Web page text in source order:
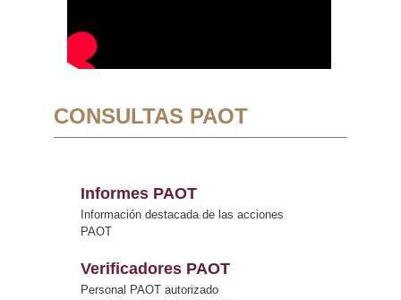
CONSULTAS PAOT
Informes PAOT
Información destacada de las acciones
PAOT
Verificadores PAOT
Personal PAOT autorizado